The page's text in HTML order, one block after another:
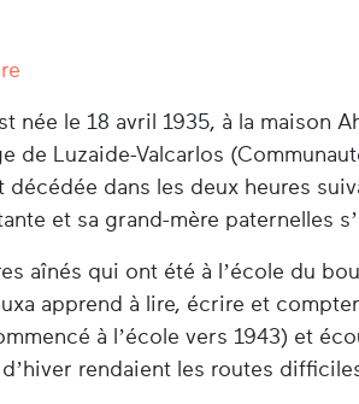
née le 18 avril 1935, à la maison
de Luzaide-Valcarlos
décédée dans les deux heures
et sa grand-mère paternelles
aînés qui ont été à l’école du
apprend à lire, écrire et
à l’école vers 1943) et
rendaient les routes